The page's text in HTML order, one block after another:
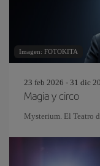
Imagen: FOTOKITA
23 feb 2026 - 31 dic
Magia y circo
Mysterium. El Teatro